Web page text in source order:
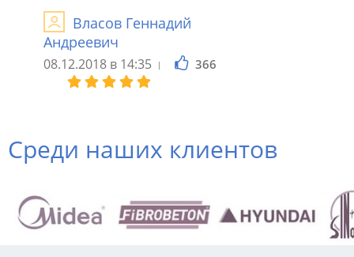
Власов Геннадий
Андреевич
08.12.2018 в 14:35 366
Среди наших клиентов